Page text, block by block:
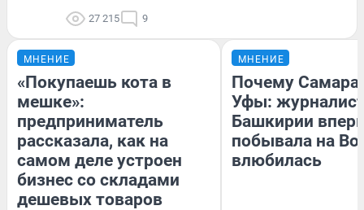
27 215 9
МНЕНИЕ
«Покупаешь кота в
мешке»:
предприниматель
рассказала, как на
самом деле устроен
бизнес со складами
дешевых товаров
МНЕНИЕ
Почему Самара
Уфы:
Башкирии
побывала на
влюбилась